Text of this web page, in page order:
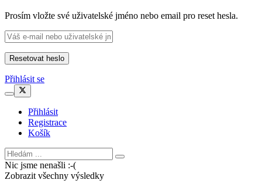
Prosím vložte své uživatelské jméno nebo email pro reset hesla.
Přihlásit se
Přihlásit
Registrace
Košík
Nic jsme nenašli :-(
Zobrazit všechny výsledky